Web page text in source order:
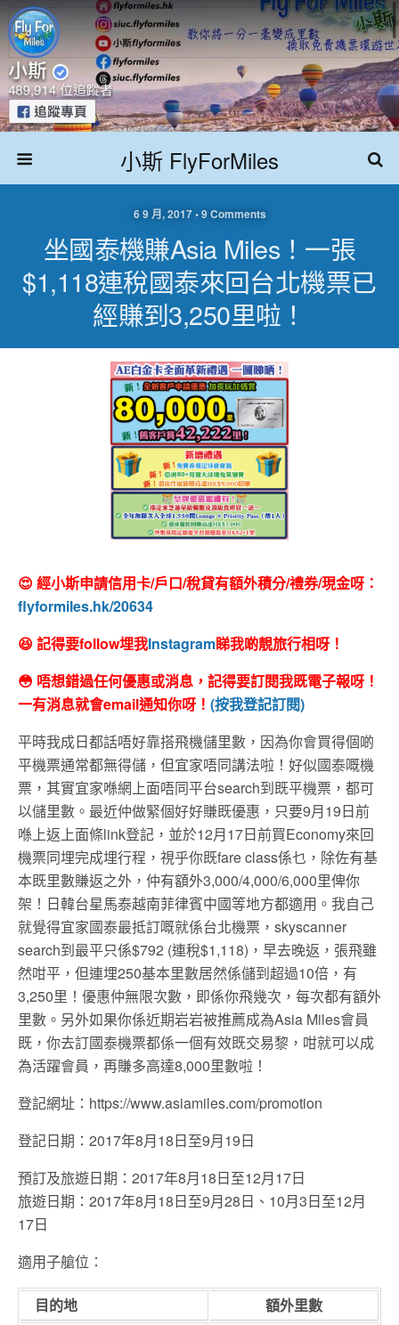
小斯 FlyForMiles
6 9 月, 2017 • 9 Comments
坐國泰機賺Asia Miles！一張
$1,118連稅國泰來回台北機票已
經賺到3,250里啦！
😍 經小斯申請信用卡/戶口/稅貸有額外積分/禮券/現金呀：
flyformiles.hk/20634
😆 記得要follow埋我Instagram睇我啲靚旅行相呀！
😳 唔想錯過任何優惠或消息，記得要訂閱我既電子報呀！
一有消息就會email通知你呀！ (按我登記訂閱)
平時我成日都話唔好靠搭飛機儲里數，因為你會買得個啲
平機票通常都無得儲，但宜家唔同講法啦！好似國泰嘅機
票，其實宜家喺網上面唔同平台search到既平機票，都可
以儲里數。最近仲做緊個好好賺既優惠，只要9月19日前
喺上返上面條link登記，並於12月17日前買Economy來回
機票同埋完成埋行程，視乎你既fare class係乜，除佐有基
本既里數賺返之外，仲有額外3,000/4,000/6,000里俾你
架！日韓台星馬泰越南菲律賓中國等地方都適用。我自己
就覺得宜家國泰最抵訂嘅就係台北機票，skyscanner
search到最平只係$792 (連稅$1,118)，早去晚返，張飛雖
然咁平，但連埋250基本里數居然係儲到超過10倍，有
3,250里！優惠仲無限次數，即係你飛幾次，每次都有額外
里數。另外如果你係近期岩岩被推薦成為Asia Miles會員
既，你去訂國泰機票都係一個有效既交易黎，咁就可以成
為活躍會員，再賺多高達8,000里數啦！
登記網址：https://www.asiamiles.com/promotion
登記日期：2017年8月18日至9月19日
預訂及旅遊日期：2017年8月18日至12月17日
旅遊日期：2017年8月18日至9月28日、10月3日至12月
17日
適用子艙位：
目的地 額外里數